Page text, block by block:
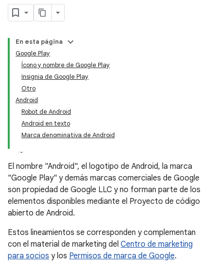
En esta página
Google Play
Ícono y nombre de Google Play
Insignia de Google Play
Otro
Android
Robot de Android
Android en texto
Marca denominativa de Android
El nombre "Android", el logotipo de Android, la marca
"Google Play" y demás marcas comerciales de Google
son propiedad de Google LLC y no forman parte de los
elementos disponibles mediante el Proyecto de código
abierto de Android.
Estos lineamientos se corresponden y complementan
con el material de marketing del Centro de marketing
para socios y los Permisos de marca de Google.